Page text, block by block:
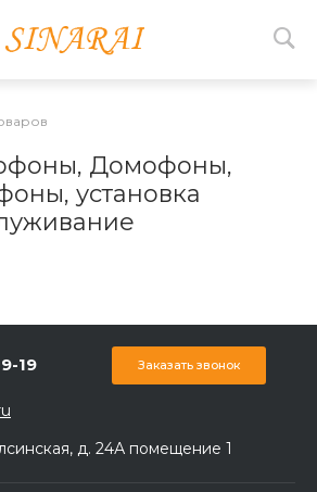
Домофоны,
установка
19 Заказать звонок
д. 24А помещение 1